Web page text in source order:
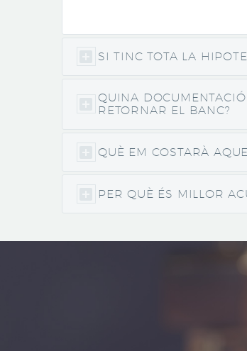
SI TINC TOTA LA
QUINA
RETORNAR EL BANC?
QUÈ EM COSTARÀ
PER QUÈ ÉS MILLOR